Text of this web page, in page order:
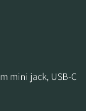
mini jack, USB-C